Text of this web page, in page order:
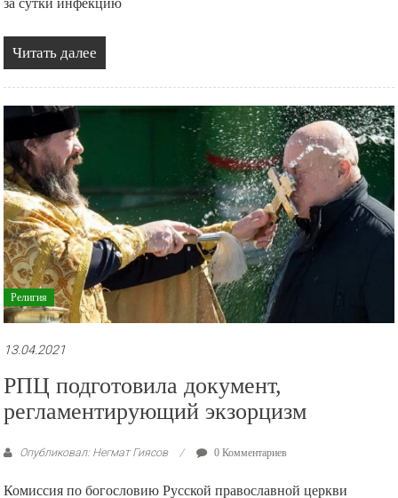
Читать далее
Религия
13.04.2021
РПЦ подготовила документ,
регламентирующий экзорцизм
Опубликовал: Негмат Гиясов 0 Комментариев
Комиссия по богословию Русской православной церкви